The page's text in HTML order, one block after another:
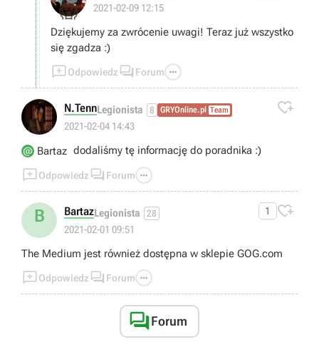
😱 2021-02-09 12:15
Dziękujemy za zwrócenie uwagi! Teraz już wszystko
się zgadza :)
Odpowiedz  Forum 
N.TennLegionista 8 GRYOnline.pl Team
2021-02-04 14:43

Bartaz dodaliśmy tę informację do poradnika :)
Odpowiedz  Forum 
B BartazLegionista 28
2021-02-01 09:51
1 
The Medium jest również dostępna w sklepie GOG.com
Odpowiedz  Forum 
Forum